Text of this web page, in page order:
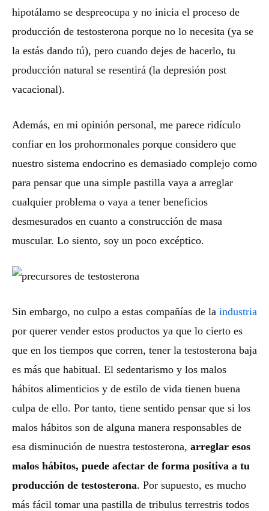
hipotálamo se despreocupa y no inicia el proceso de
producción de testosterona porque no lo necesita (ya se
la estás dando tú), pero cuando dejes de hacerlo, tu
producción natural se resentirá (la depresión post
vacacional).
Además, en mi opinión personal, me parece ridículo
confiar en los prohormonales porque considero que
nuestro sistema endocrino es demasiado complejo como
para pensar que una simple pastilla vaya a arreglar
cualquier problema o vaya a tener beneficios
desmesurados en cuanto a construcción de masa
muscular. Lo siento, soy un poco excéptico.
Sin embargo, no culpo a estas compañías de la industria
por querer vender estos productos ya que lo cierto es
que en los tiempos que corren, tener la testosterona baja
es más que habitual. El sedentarismo y los malos
hábitos alimenticios y de estilo de vida tienen buena
culpa de ello. Por tanto, tiene sentido pensar que si los
malos hábitos son de alguna manera responsables de
esa disminución de nuestra testosterona, arreglar esos
malos hábitos, puede afectar de forma positiva a tu
producción de testosterona. Por supuesto, es mucho
más fácil tomar una pastilla de tribulus terrestris todos